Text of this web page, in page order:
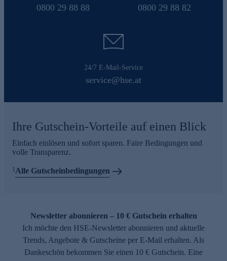
0800 29 88 88 0800 29 88 82
24/7 E-Mail-Service
service@hse.at
Ihre Gutschein-Vorteile auf einen Blick
Einfach einlösen und sofort sparen. Faire Bedingungen und
volle Transparenz.
1 Alle Gutscheinbedingungen
Newsletter abonnieren – 10 € Gutschein erhalten
Ich möchte den HSE-Newsletter abonnieren und aktuelle
Trends, Angebote & Gutscheine per E-Mail erhalten. Als
Dankeschön bekommen Sie einen 10 € Gutschein. Eine